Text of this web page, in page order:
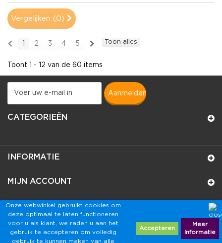
Onze webwinkel gebruikt cookies om
deze optimaal te laten functioneren
voor u als klant, we raden u aan het
gebruik te accepteren om volledig
gebruik te kunnen maken van alle
Accepteren
Meer
Informatie
Vergelijken (0)
Toon alles
2 3 4 5
Toont 1 - 12 van de 60 items
aanmelden
CATEGORIEËN
INFORMATIE
MIJN ACCOUNT
WINKELINFORMATIE